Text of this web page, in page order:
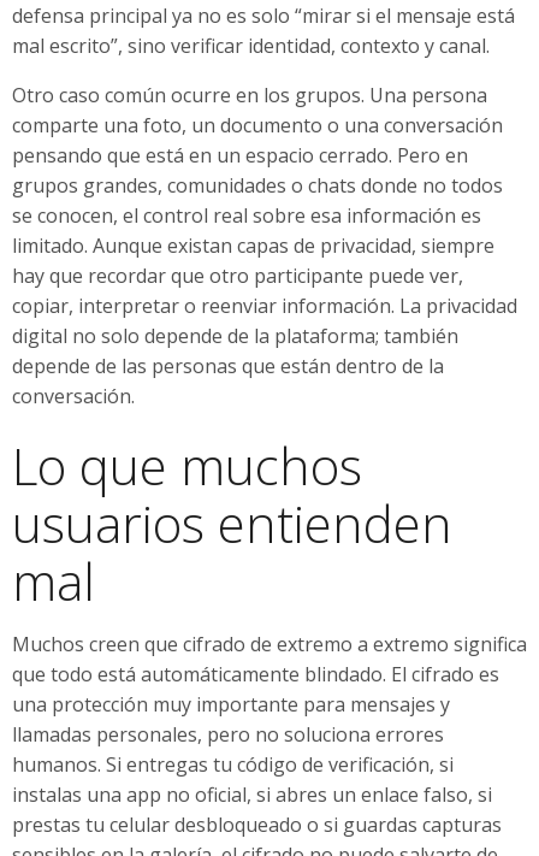
defensa principal ya no es solo “mirar si el mensaje está
mal escrito”, sino verificar identidad, contexto y canal.
Otro caso común ocurre en los grupos. Una persona
comparte una foto, un documento o una conversación
pensando que está en un espacio cerrado. Pero en
grupos grandes, comunidades o chats donde no todos
se conocen, el control real sobre esa información es
limitado. Aunque existan capas de privacidad, siempre
hay que recordar que otro participante puede ver,
copiar, interpretar o reenviar información. La privacidad
digital no solo depende de la plataforma; también
depende de las personas que están dentro de la
conversación.
Lo que muchos
usuarios entienden
mal
Muchos creen que cifrado de extremo a extremo significa
que todo está automáticamente blindado. El cifrado es
una protección muy importante para mensajes y
llamadas personales, pero no soluciona errores
humanos. Si entregas tu código de verificación, si
instalas una app no oficial, si abres un enlace falso, si
prestas tu celular desbloqueado o si guardas capturas